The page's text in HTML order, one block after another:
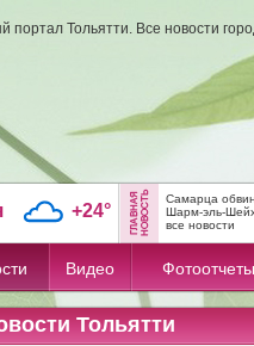
портал Тольятти. Все новости
+24°
Самарца
Шарм-эль-
все новости
Видео Фотоотчеты
Тольятти